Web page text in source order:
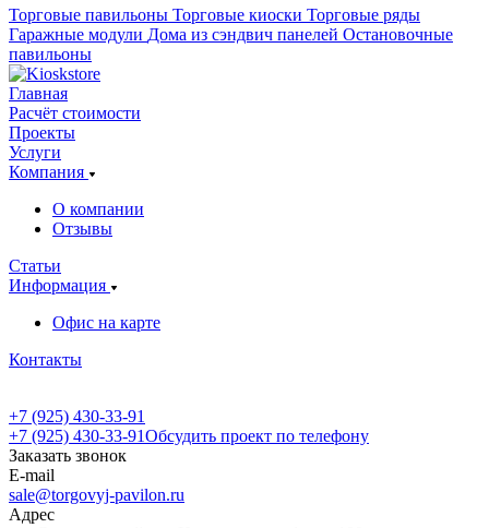
Торговые павильоны Торговые киоски Торговые ряды
Гаражные модули Дома из сэндвич панелей Остановочные
павильоны
Главная
Расчёт стоимости
Проекты
Услуги
Компания
О компании
Отзывы
Статьи
Информация
Офис на карте
Контакты
+7 (925) 430-33-91
+7 (925) 430-33-91Обсудить проект по телефону
Заказать звонок
E-mail
sale@torgovyj-pavilon.ru
Адрес